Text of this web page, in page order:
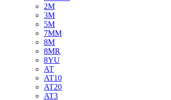
2M
3M
5M
7MM
8M
8MR
8YU
AT
AT10
AT20
AT3